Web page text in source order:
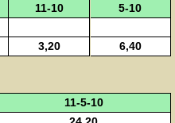
11-10
5-10
3,20 6,40
11-5-10